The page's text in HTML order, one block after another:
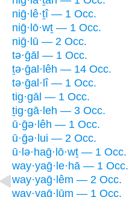
niḡ·lê·ṯî — 1 Occ.
niḡ·lō·wṯ — 1 Occ.
niḡ·lū — 2 Occ.
tə·ḡāl — 1 Occ.
ṯə·ḡal·lêh — 14 Occ.
tə·ḡal·lî — 1 Occ.
tig·gāl — 1 Occ.
ṯig·gā·leh — 3 Occ.
ū·ḡə·lêh — 1 Occ.
ū·ḡə·lui — 2 Occ.
ū·lə·haḡ·lō·wṯ — 1 Occ.
way·yaḡ·le·hā — 1 Occ.
way·yaḡ·lêm — 2 Occ.
way·yaḡ·lūm — 1 Occ.